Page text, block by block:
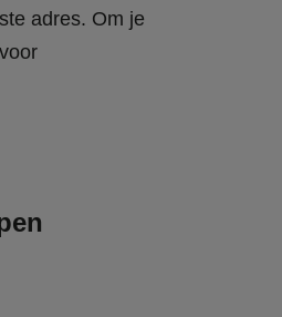
adres. Om je